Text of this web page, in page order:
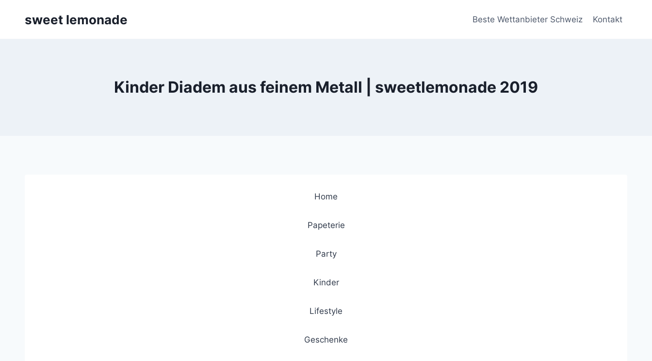
sweet lemonade Beste Wettanbieter Schweiz Kontakt
Kinder Diadem aus feinem Metall | sweetlemonade 2019
Home
Papeterie
Party
Kinder
Lifestyle
Geschenke